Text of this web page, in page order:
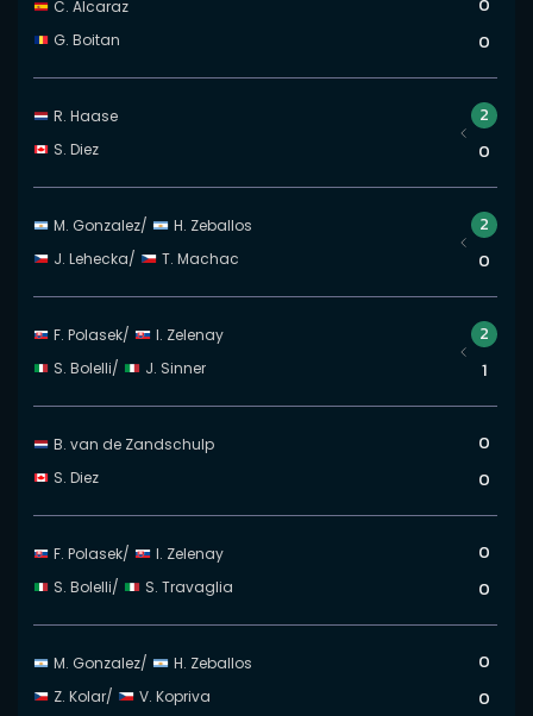
C. Alcaraz
G. Boitan
0
0
R. Haase
S. Diez
2
0
M. Gonzalez/
H. Zeballos
J. Lehecka/ T. Machac
2
0
F. Polasek/
I. Zelenay
S. Bolelli/ J. Sinner
2
1
B. van de Zandschulp
S. Diez
0
0
F. Polasek/
I. Zelenay
S. Bolelli/ S. Travaglia
0
0
M. Gonzalez/
H. Zeballos
Z. Kolar/ V. Kopriva
0
0